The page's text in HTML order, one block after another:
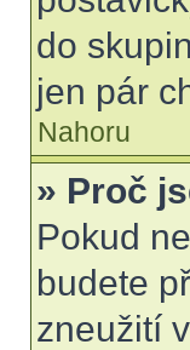
do
jen pár
Nahoru
» Proč
Pokud
budete
zneužití